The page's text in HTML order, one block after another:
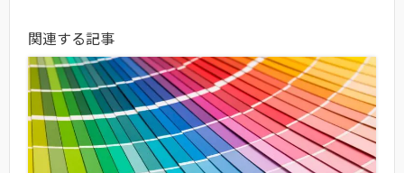
関連する記事